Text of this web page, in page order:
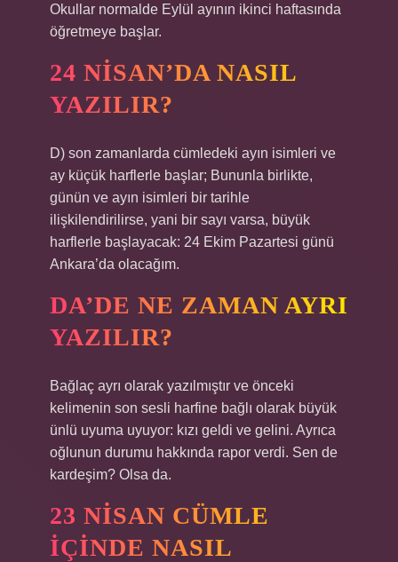
Okullar normalde Eylül ayının ikinci haftasında
öğretmeye başlar.
24 NISAN’DA NASIL
YAZILIR?
D) son zamanlarda cümledeki ayın isimleri ve
ay küçük harflerle başlar; Bununla birlikte,
günün ve ayın isimleri bir tarihle
ilişkilendirilirse, yani bir sayı varsa, büyük
harflerle başlayacak: 24 Ekim Pazartesi günü
Ankara’da olacağım.
DA’DE NE ZAMAN AYRI
YAZILIR?
Bağlaç ayrı olarak yazılmıştır ve önceki
kelimenin son sesli harfine bağlı olarak büyük
ünlü uyuma uyuyor: kızı geldi ve gelini. Ayrıca
oğlunun durumu hakkında rapor verdi. Sen de
kardeşim? Olsa da.
23 NISAN CÜMLE
IÇINDE NASIL